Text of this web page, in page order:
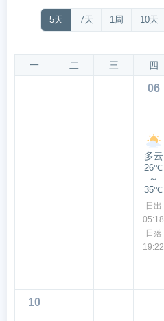
5天 7天 1周 10天
一 二 三 四
06
多云
26℃
～
35℃
日出
05:18
日落
19:22
10